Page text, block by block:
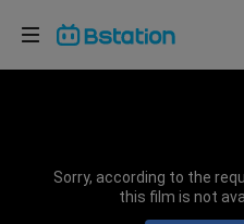
Sorry, according to the
this film is not
Pilih bahasa